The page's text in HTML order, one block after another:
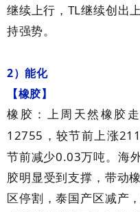
继续上行， TL继续创出
持强势。
2）能化
【橡胶】
橡胶：上周天然橡胶
12755 ，较节前上涨211
节前减少0.03万吨。海
胶明显受到支撑，带动
区停割，泰国产区减产